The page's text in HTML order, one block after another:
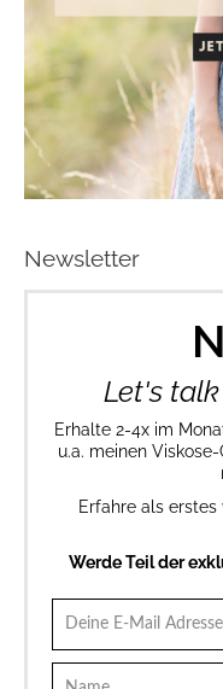
Newsletter
Let's
Erhalte 2-4x im
u.a. meinen
Erfahre als
Werde Teil der